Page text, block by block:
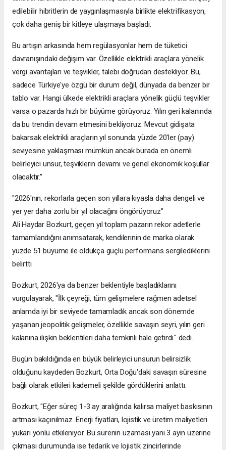
edilebilir hibritlerin de yaygınlaşmasıyla birlikte elektrifikasyon,
çok daha geniş bir kitleye ulaşmaya başladı.
Bu artışın arkasında hem regülasyonlar hem de tüketici
davranışındaki değişim var. Özellikle elektrikli araçlara yönelik
vergi avantajları ve teşvikler, talebi doğrudan destekliyor. Bu,
sadece Türkiye'ye özgü bir durum değil, dünyada da benzer bir
tablo var. Hangi ülkede elektrikli araçlara yönelik güçlü teşvikler
varsa o pazarda hızlı bir büyüme görüyoruz. Yılın geri kalanında
da bu trendin devam etmesini bekliyoruz. Mevcut gidişata
bakarsak elektrikli araçların yıl sonunda yüzde 20'ler (pay)
seviyesine yaklaşması mümkün ancak burada en önemli
belirleyici unsur, teşviklerin devamı ve genel ekonomik koşullar
olacaktır."
"2026'nın, rekorlarla geçen son yıllara kıyasla daha dengeli ve
yer yer daha zorlu bir yıl olacağını öngörüyoruz"
Ali Haydar Bozkurt, geçen yıl toplam pazarın rekor adetlerle
tamamlandığını anımsatarak, kendilerinin de marka olarak
yüzde 51 büyüme ile oldukça güçlü performans sergilediklerini
belirtti.
Bozkurt, 2026'ya da benzer beklentiyle başladıklarını
vurgulayarak, "İlk çeyreği, tüm gelişmelere rağmen adetsel
anlamda iyi bir seviyede tamamladık ancak son dönemde
yaşanan jeopolitik gelişmeler, özellikle savaşın seyri, yılın geri
kalanına ilişkin beklentileri daha temkinli hale getirdi." dedi.
Bugün bakıldığında en büyük belirleyici unsurun belirsizlik
olduğunu kaydeden Bozkurt, Orta Doğu'daki savaşın süresine
bağlı olarak etkileri kademeli şekilde gördüklerini anlattı.
Bozkurt, "Eğer süreç 1-3 ay aralığında kalırsa maliyet baskısının
artması kaçınılmaz. Enerji fiyatları, lojistik ve üretim maliyetleri
yukarı yönlü etkileniyor. Bu sürenin uzaması yani 3 ayın üzerine
çıkması durumunda ise tedarik ve lojistik zincirlerinde